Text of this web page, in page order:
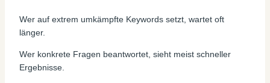
Wer auf extrem umkämpfte Keywords setzt, wartet oft
länger.
Wer konkrete Fragen beantwortet, sieht meist schneller
Ergebnisse.